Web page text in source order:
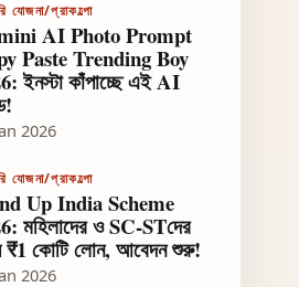
যোজনা/প্রাকল্পো
AI Photo Prompt
Paste Trending Boy
ইনস্টা কাঁপাচ্ছে এই AI
2026
যোজনা/প্রাকল্পো
Up India Scheme
মহিলাদের ও SC-STদের
₹1 কোটি লোন, আবেদন শুরু!
2026